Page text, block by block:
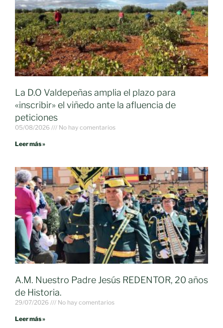
La D.O Valdepeñas amplia el plazo para
«inscribir» el viñedo ante la afluencia de
peticiones
05/08/2026 No hay comentarios
Leer más »
A.M. Nuestro Padre Jesús REDENTOR, 20 años
de Historia.
29/07/2026 No hay comentarios
Leer más »